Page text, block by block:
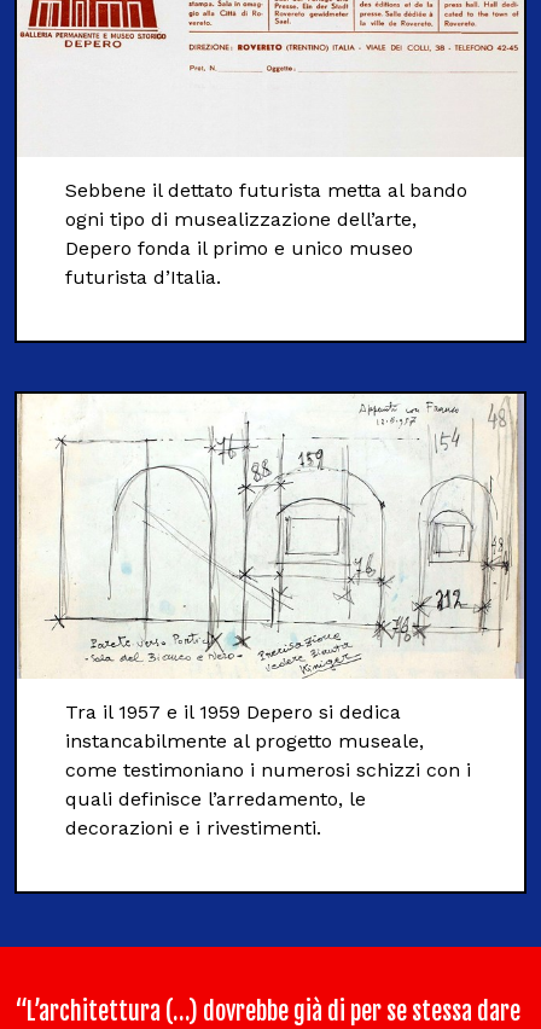
Sebbene il dettato futurista metta al bando
ogni tipo di musealizzazione dell’arte,
Depero fonda il primo e unico museo
futurista d’Italia.
Tra il 1957 e il 1959 Depero si dedica
instancabilmente al progetto museale,
come testimoniano i numerosi schizzi con i
quali definisce l’arredamento, le
decorazioni e i rivestimenti.
“L’architettura (…) dovrebbe già di per se stessa dare